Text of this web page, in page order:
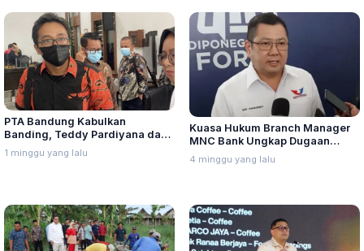
PTA Bandung Kabulkan
Banding, Teddy Pardiyana dan
Bintang Ditetapkan Ahli Waris
Lina Jubaedah
1 minggu yang lalu
Kuasa Hukum Branch Manager
MNC Bank Ungkap Dugaan
Penganiayaan oleh Hary Tanoe
di MNC Towe
4 minggu yang lalu